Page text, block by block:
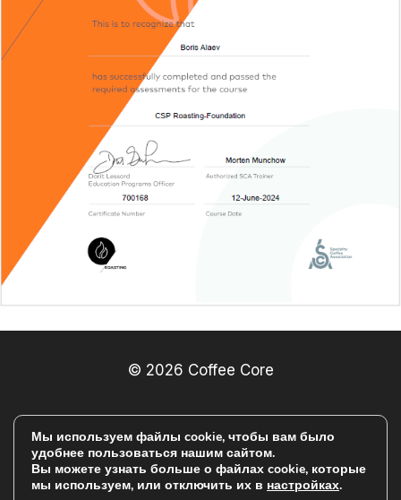
© 2026 Coffee Core
УСЛОВИЯ И ПОЛОЖЕНИЯ
Мы используем файлы cookie, чтобы вам было
удобнее пользоваться нашим сайтом.
Вы можете узнать больше о файлах cookie, которые
мы используем, или отключить их в настройках.